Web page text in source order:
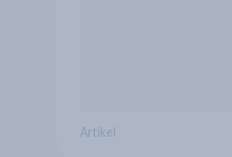
Artikel